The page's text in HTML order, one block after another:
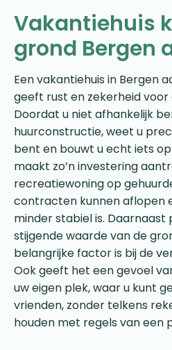
Vakantiehuis
grond Bergen
Een vakantiehuis in Bergen
geeft rust en zekerheid voor
Doordat u niet afhankelijk
huurconstructie, weet u
bent en bouwt u echt iets
maakt zo’n investering
recreatiewoning op
contracten kunnen aflopen
minder stabiel is.
stijgende waarde van de
belangrijke factor is bij de
Ook geeft het een gevoel
uw eigen plek, waar u kunt
vrienden, zonder telkens
houden met regels van een